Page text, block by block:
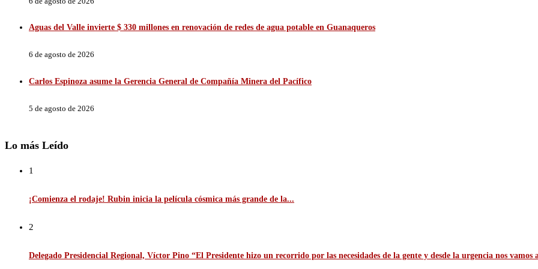
Aguas del Valle invierte $ 330 millones en renovación de redes de agua potable en Guanaqueros
6 de agosto de 2026
Carlos Espinoza asume la Gerencia General de Compañía Minera del Pacífico
5 de agosto de 2026
Lo más Leído
1
¡Comienza el rodaje! Rubin inicia la película cósmica más grande de la...
2
Delegado Presidencial Regional, Víctor Pino “El Presidente hizo un recorrido por las necesidades de la gente y desde la urgencia nos vamos